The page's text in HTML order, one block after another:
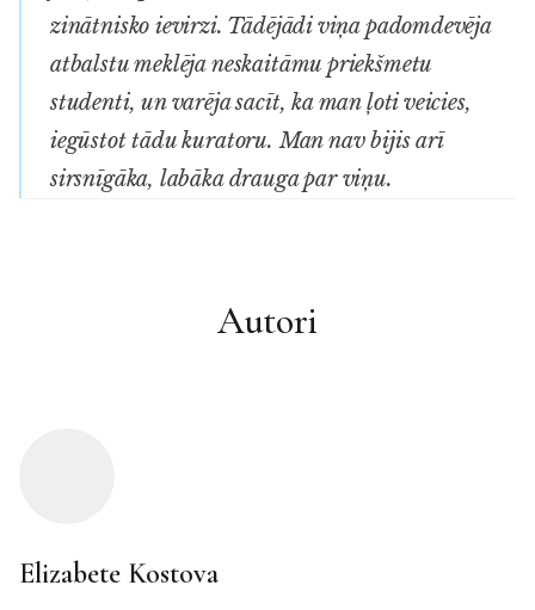
zinātnisko ievirzi. Tādējādi viņa padomdevēja
atbalstu meklēja neskaitāmu priekšmetu
studenti, un varēja sacīt, ka man ļoti veicies,
iegūstot tādu kuratoru. Man nav bijis arī
sirsnīgāka, labāka drauga par viņu.
Autori
Elizabete Kostova